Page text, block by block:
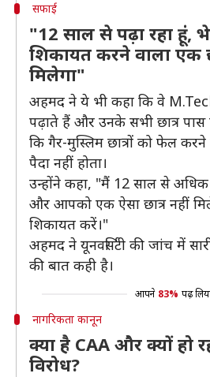
सफाई
"12 साल से पढ़ा रहा हूं,
शिकायत करने वाला एक
मिलेगा"
अहमद ने ये भी कहा कि वे
पढ़ाते हैं और उनके सभी छात्र पास
कि गैर-मुस्लिम छात्रों को फेल
पैदा नहीं होता।
उन्होंने कहा, "मैं 12 साल से
और आपको एक ऐसा छात्र नहीं
शिकायत करें।"
अहमद ने यूनवर्सिटी की जांच में
की बात कही है।
आपने 83% पढ़
नागरिकता कानून
क्या है CAA और क्यों हो
विरोध?